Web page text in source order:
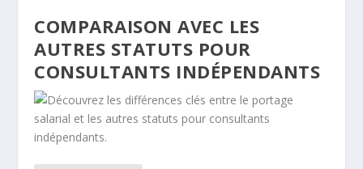
COMPARAISON AVEC LES
AUTRES STATUTS POUR
CONSULTANTS INDÉPENDANTS